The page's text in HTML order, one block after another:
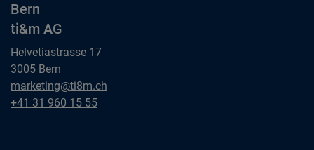
Bern
ti&m AG
Helvetiastrasse 17
3005 Bern
Bern
ti&m AG
marketing@ti8m.ch
Bern
+41 31 960 15 55